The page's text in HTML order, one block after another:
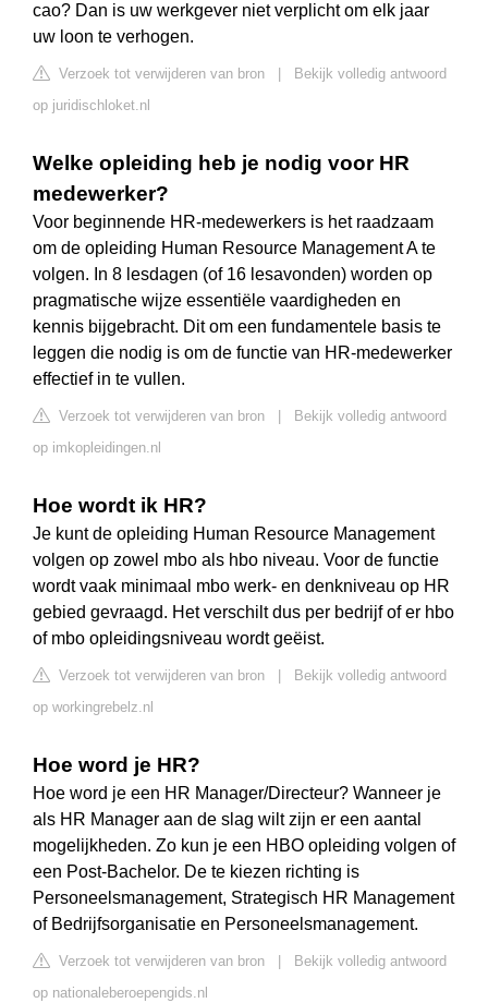
cao? Dan is uw werkgever niet verplicht om elk jaar
uw loon te verhogen.
Verzoek tot verwijderen van bron
Bekijk volledig antwoord
op juridischloket.nl
Welke opleiding heb je nodig voor HR
medewerker?
Voor beginnende HR-medewerkers is het raadzaam
om de opleiding Human Resource Management A te
volgen. In 8 lesdagen (of 16 lesavonden) worden op
pragmatische wijze essentiële vaardigheden en
kennis bijgebracht. Dit om een fundamentele basis te
leggen die nodig is om de functie van HR-medewerker
effectief in te vullen.
Verzoek tot verwijderen van bron
Bekijk volledig antwoord
op imkopleidingen.nl
Hoe wordt ik HR?
Je kunt de opleiding Human Resource Management
volgen op zowel mbo als hbo niveau. Voor de functie
wordt vaak minimaal mbo werk- en denkniveau op HR
gebied gevraagd. Het verschilt dus per bedrijf of er hbo
of mbo opleidingsniveau wordt geëist.
Verzoek tot verwijderen van bron
Bekijk volledig antwoord
op workingrebelz.nl
Hoe word je HR?
Hoe word je een HR Manager/Directeur? Wanneer je
als HR Manager aan de slag wilt zijn er een aantal
mogelijkheden. Zo kun je een HBO opleiding volgen of
een Post-Bachelor. De te kiezen richting is
Personeelsmanagement, Strategisch HR Management
of Bedrijfsorganisatie en Personeelsmanagement.
Verzoek tot verwijderen van bron
Bekijk volledig antwoord
op nationaleberoepengids.nl